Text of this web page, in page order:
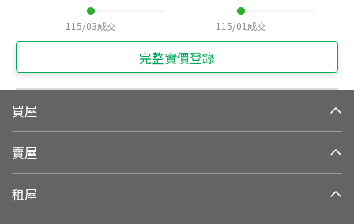
115/03成交 115/01 成交
完整實價登錄
買屋
賣屋
租屋